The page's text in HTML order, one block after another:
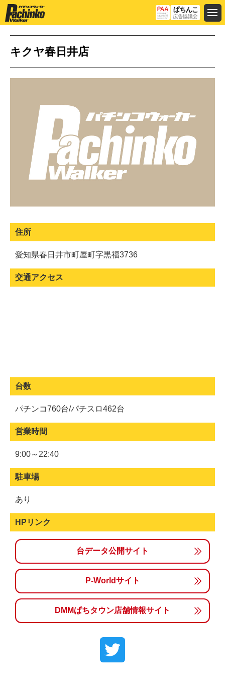
キクヤ春日井店
住所
愛知県春日井市町屋町字黒福3736
交通アクセス
台数
パチンコ760台/パチスロ462台
営業時間
9:00～22:40
駐車場
あり
HPリンク
台データ公開サイト
P-Worldサイト
DMMぱちタウン店舗情報サイト